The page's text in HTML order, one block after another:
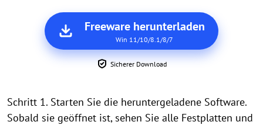
Freeware herunterladen
Win 11/10/8.1/8/7
Sicherer Download
Schritt 1. Starten Sie die heruntergeladene Software.
Sobald sie geöffnet ist, sehen Sie alle Festplatten und